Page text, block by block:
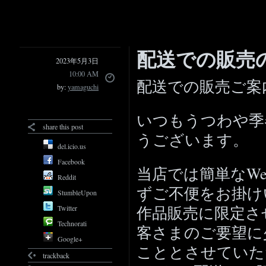
2023年5月3日
10:00 AM
by:yamaguchi
share this post
del.icio.us
Facebook
Reddit
StumbleUpon
Twitter
Technorati
Google+
trackback
配送での販売
配送での販売ご案
いつもうつわや
うございます。
当店では簡単な
ずご不便をお掛
作品販売に限定
客さまのご要望
こととさせてい